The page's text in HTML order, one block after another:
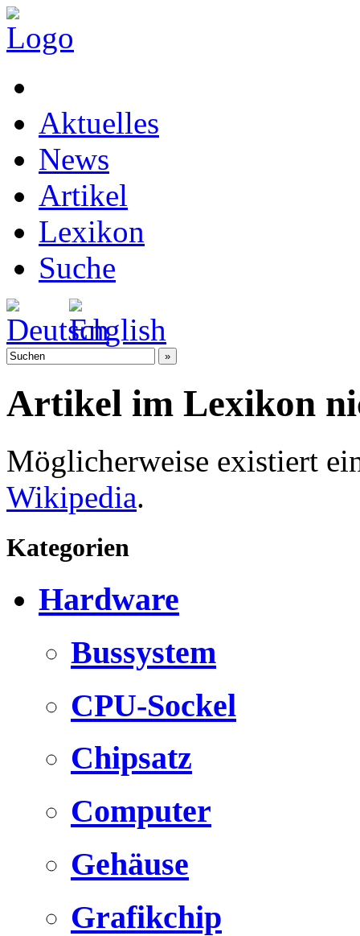
Aktuelles
News
Artikel
Lexikon
Suche
Artikel im Lexikon
Möglicherweise existiert
Wikipedia.
Kategorien
Hardware
Bussystem
CPU-Sockel
Chipsatz
Computer
Gehäuse
Grafikchip